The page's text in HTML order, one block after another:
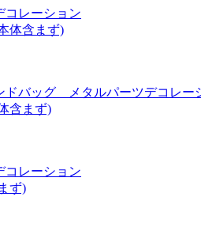
コレーション
体含まず)
ドバッグ メタルパーツデコレー
含まず)
コレーション
ず)